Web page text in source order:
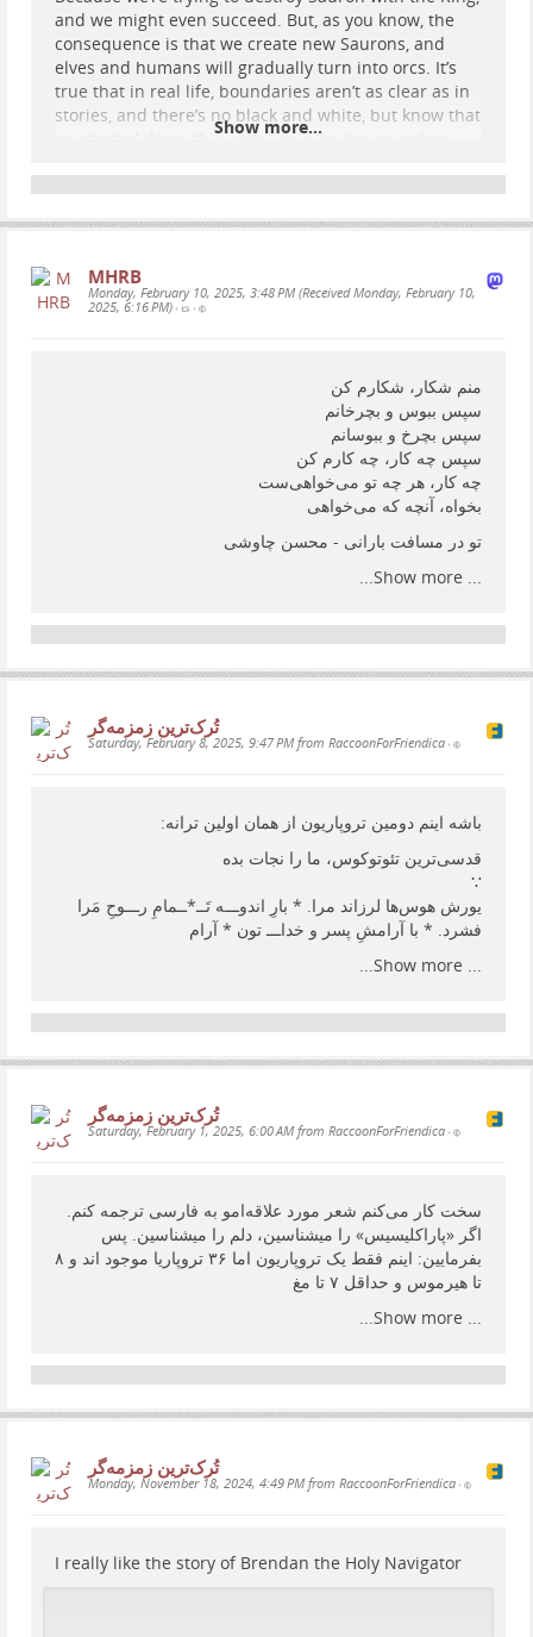
and we might even succeed. But, as you know, the
consequence is that we create new Saurons, and
elves and humans will gradually turn into orcs. It’s
true that in real life, boundaries aren’t as clear as in
stories, and there’s no black and white, but know that
we started down this path while having countless
unique tale!
▪️Excerpt from J.R.R. Tolkien's letter to Christopher
Tolkien - May 6, 1944
Show more...
MHRB
Monday, February 10, 2025, 3:48 PM (Received Monday, February 10,
2025, 6:16 PM) • •
منم شکار، شکارم کن
سپس ببوس و بچرخانم
سپس بچرخ و ببوسانم
سپس چه کار، چه کارم کن
چه کار، هر چه تو می‌خواهی‌ست
بخواه، آنچه که می‌خواهی
تو در مسافت بارانی - محسن چاوشی
...
Show more...
تُرک‌ترین زمزمەگر
Saturday, February 8, 2025, 9:47 PM from RaccoonForFriendica •
باشه اینم دومین تروپاریون از همان اولین ترانه:
قدسی‌ترین تئوتوکوس، ما را نجات بده
∵
یورش هوس‌ها لرزاند مرا. * بارِ اندوـــه تَــ*ــمامِ رـــوحِ مَرا
فشرد. * با آرامشِ پسر و خداـــ تون * آرام
...
Show more...
تُرک‌ترین زمزمەگر
Saturday, February 1, 2025, 6:00 AM from RaccoonForFriendica •
سخت کار می‌کنم شعر مورد علاقەامو به فارسی ترجمه کنم.
اگر «پاراکلیسیس» را میشناسین، دلم را میشناسین. پس
بفرمایین: اینم فقط یک تروپاریون اما ۳۶ تروپاریا موجود اند و ۸
تا هیرموس و حداقل ۷ تا مغ
...
Show more...
تُرک‌ترین زمزمەگر
Monday, November 18, 2024, 4:49 PM from RaccoonForFriendica •
I really like the story of Brendan the Holy Navigator